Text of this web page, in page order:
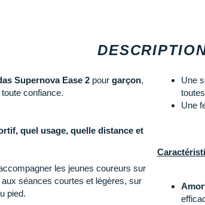
Supernova Ease 2 pour garçon,
confiance.
quel usage, quelle distance et
les jeunes coureurs sur
séances courtes et légères, sur
pied.
Une
Une